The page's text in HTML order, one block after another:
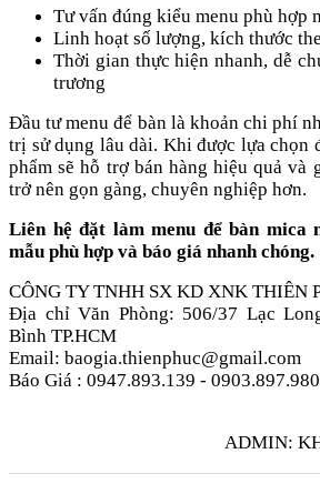
Tư vấn đúng kiểu menu phù hợp
Linh hoạt số lượng, kích thước
Thời gian thực hiện nhanh, dễ
trương
Đầu tư menu để bàn là khoản chi phí
trị sử dụng lâu dài. Khi được lựa chọn
phẩm sẽ hỗ trợ bán hàng hiệu quả và
trở nên gọn gàng, chuyên nghiệp hơn.
Liên hệ đặt làm menu để bàn mica
mẫu phù hợp và báo giá nhanh chóng.
CÔNG TY TNHH SX KD XNK THIÊN
Địa chỉ Văn Phòng: 506/37 Lạc
Bình TP.HCM
Email: baogia.thienphuc@gmail.com
Báo Giá : 0947.893.139 - 0903.897.980
ADMIN: